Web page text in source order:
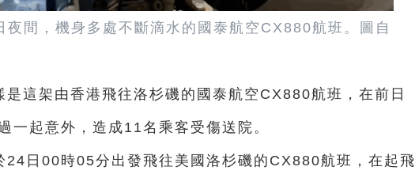
夜間，機身多處不斷滴水的國泰航空CX880航班。圖自
是這架由香港飛往洛杉磯的國泰航空CX880航班，在前日
一起意外，造成11名乘客受傷送院。
24日00時05分出發飛往美國洛杉磯的CX880航班，在起飛